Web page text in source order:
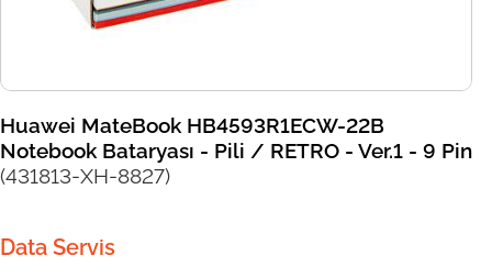
Huawei MateBook HB4593R1ECW-22B
Notebook Bataryası - Pili / RETRO - Ver.1 - 9 Pin
(431813-XH-8827)
Data Servis